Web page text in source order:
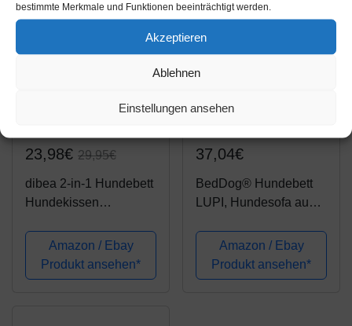
bestimmte Merkmale und Funktionen beeinträchtigt werden.
Akzeptieren
Ablehnen
Einstellungen ansehen
23,98€ 29,95€
dibea 2-in-1 Hundebett
Hundekissen
Hundesofa Größe M
80x60 cm
dunkelgrau/grau
Amazon / Ebay
Produkt ansehen*
37,04€
BedDog® Hundebett
LUPI, Hundesofa aus
Velours, waschbares
Hundebett mit Rand,
Hundekissen Vier-
Amazon / Ebay
Produkt ansehen*